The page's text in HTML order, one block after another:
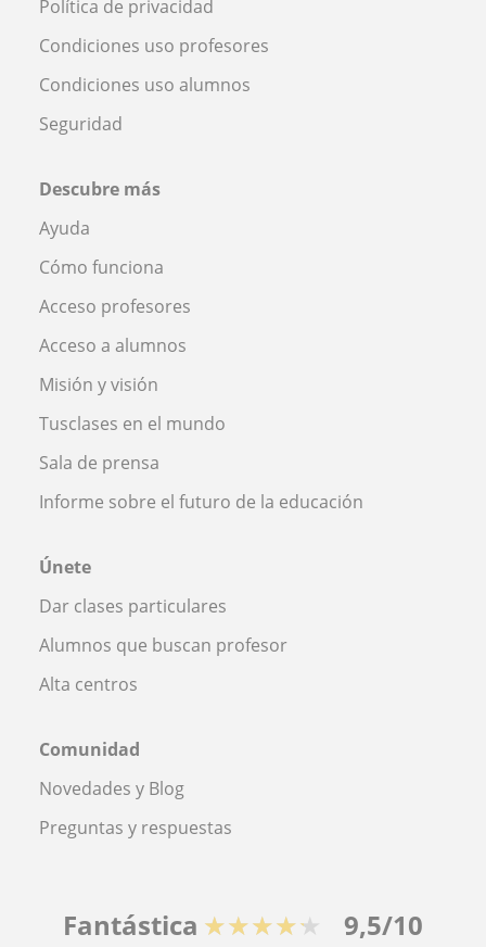
Política de privacidad
Condiciones uso profesores
Condiciones uso alumnos
Seguridad
Descubre más
Ayuda
Cómo funciona
Acceso profesores
Acceso a alumnos
Misión y visión
Tusclases en el mundo
Sala de prensa
Informe sobre el futuro de la educación
Únete
Dar clases particulares
Alumnos que buscan profesor
Alta centros
Comunidad
Novedades y Blog
Preguntas y respuestas
Fantástica ★★★★★ 9,5/10